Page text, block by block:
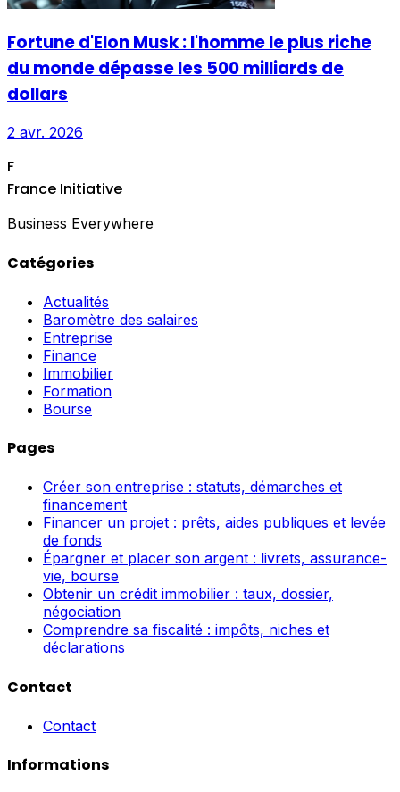
Fortune d'Elon Musk : l'homme le plus riche
du monde dépasse les 500 milliards de
dollars
2 avr. 2026
F
France Initiative
Business Everywhere
Catégories
Actualités
Baromètre des salaires
Entreprise
Finance
Immobilier
Formation
Bourse
Pages
Créer son entreprise : statuts, démarches et
financement
Financer un projet : prêts, aides publiques et levée
de fonds
Épargner et placer son argent : livrets, assurance-
vie, bourse
Obtenir un crédit immobilier : taux, dossier,
négociation
Comprendre sa fiscalité : impôts, niches et
déclarations
Contact
Contact
Informations